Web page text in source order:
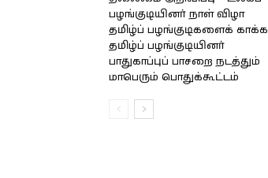
பழங்குடியினர் நாள் விழா
தமிழ்ப் பழங்குடிகளைக் காக்க
தமிழ்ப் பழங்குடியினர்
பாதுகாப்புப் பாசறை நடத்தும்
மாபெரும் பொதுக்கூட்டம்